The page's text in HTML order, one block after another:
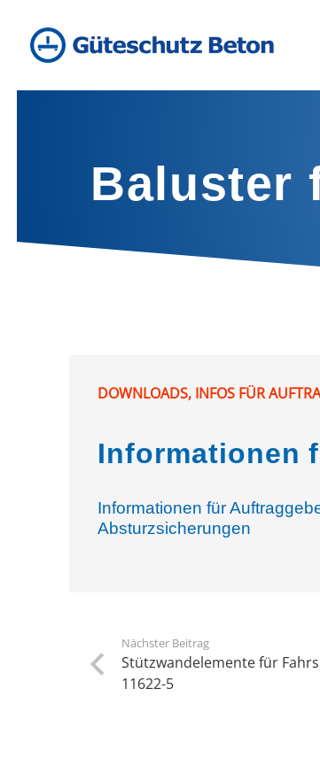
Baluster
DOWNLOADS, INFOS FÜR
Informationen
Informationen für
Absturzsicherungen
Nächster Beitrag
Stützwandelemente für
11622-5